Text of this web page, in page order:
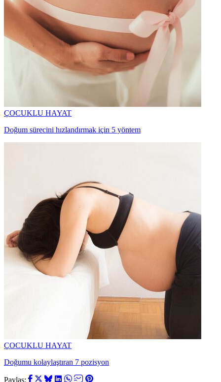
ÇOCUKLU HAYAT
Doğum sürecini hızlandırmak için 5 yöntem
ÇOCUKLU HAYAT
Doğumu kolaylaştıran 7 pozisyon
Paylaş: